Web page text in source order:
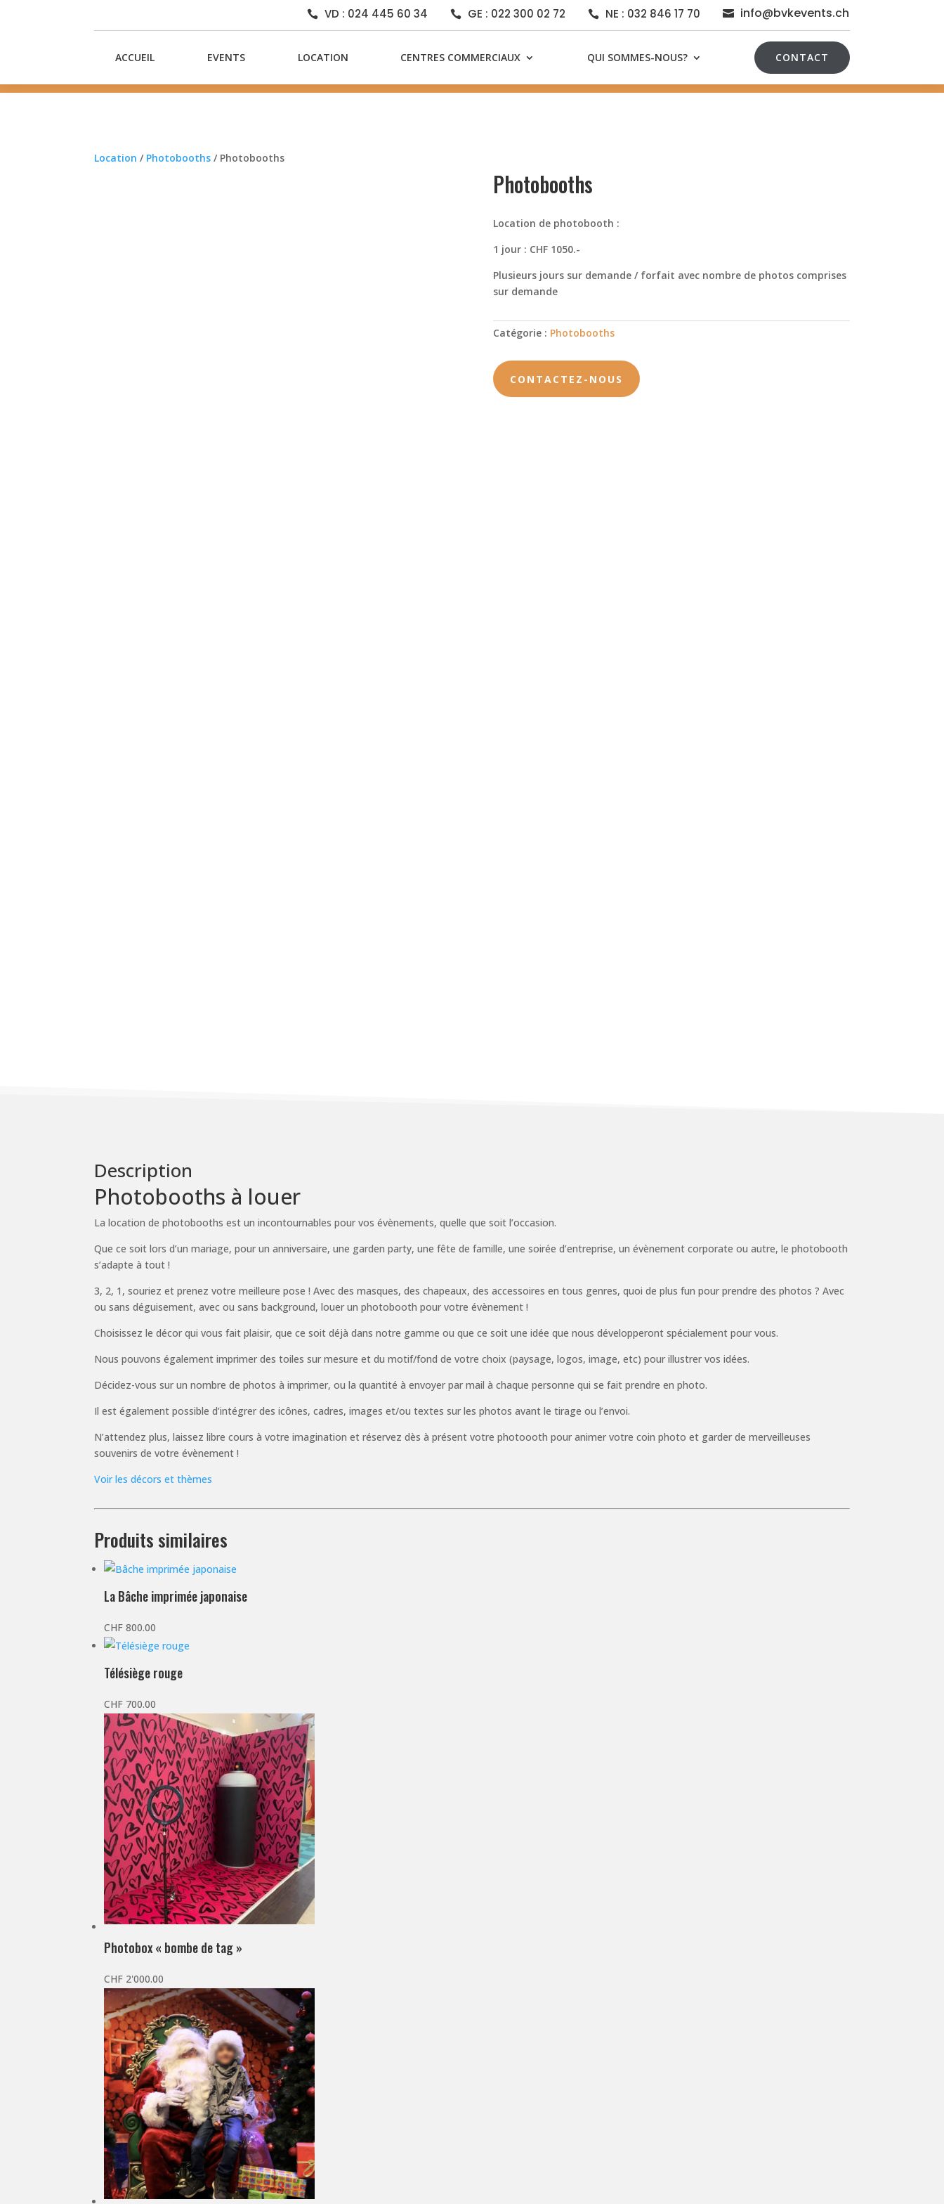
 VD : 024 445 60 34  GE : 022 300 02 72  NE : 032 846 17 70  info@bvkevents.ch
ACCUEIL EVENTS LOCATION CENTRES COMMERCIAUX QUI SOMMES-NOUS? CONTACT
Location / Photobooths / Photobooths
Photobooths
Location de photobooth :
1 jour : CHF 1050.-
Plusieurs jours sur demande / forfait avec nombre de photos comprises
sur demande
Catégorie : Photobooths
CONTACTEZ-NOUS
Description
Photobooths à louer
La location de photobooths est un incontournables pour vos évènements, quelle que soit l’occasion.
Que ce soit lors d’un mariage, pour un anniversaire, une garden party, une fête de famille, une soirée d’entreprise, un évènement corporate ou autre, le photobooth
s’adapte à tout !
3, 2, 1, souriez et prenez votre meilleure pose ! Avec des masques, des chapeaux, des accessoires en tous genres, quoi de plus fun pour prendre des photos ? Avec
ou sans déguisement, avec ou sans background, louer un photobooth pour votre évènement !
Choisissez le décor qui vous fait plaisir, que ce soit déjà dans notre gamme ou que ce soit une idée que nous développeront spécialement pour vous.
Nous pouvons également imprimer des toiles sur mesure et du motif/fond de votre choix (paysage, logos, image, etc) pour illustrer vos idées.
Décidez-vous sur un nombre de photos à imprimer, ou la quantité à envoyer par mail à chaque personne qui se fait prendre en photo.
Il est également possible d’intégrer des icônes, cadres, images et/ou textes sur les photos avant le tirage ou l’envoi.
N’attendez plus, laissez libre cours à votre imagination et réservez dès à présent votre photoooth pour animer votre coin photo et garder de merveilleuses
souvenirs de votre évènement !
Voir les décors et thèmes
Produits similaires
La Bâche imprimée japonaise
CHF 800.00
Télésiège rouge
CHF 700.00
Photobox « bombe de tag »
CHF 2'000.00